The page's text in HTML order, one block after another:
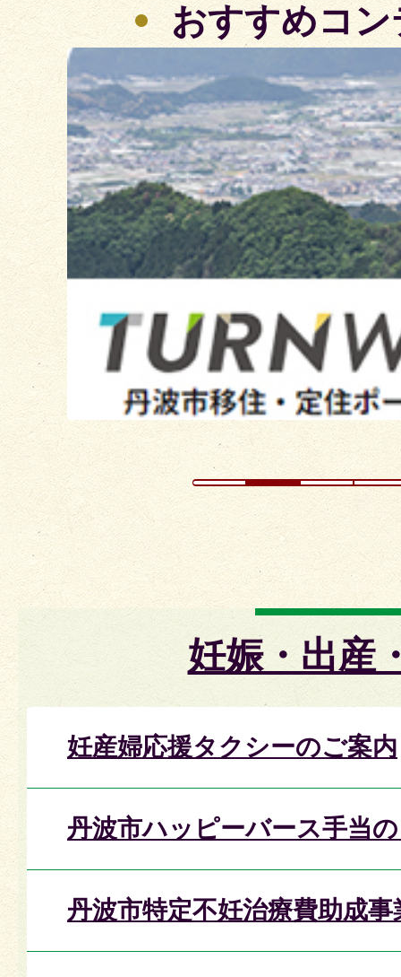
おすすめコ
3
枚
目
の
ス
妊娠・出産
妊産婦応援タクシーのご案内
丹波市ハッピーバース手当
丹波市特定不妊治療費助成